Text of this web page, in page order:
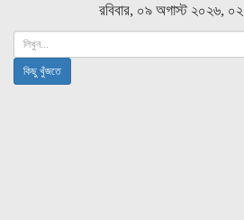
রবিবার, ০৯ অগাস্ট ২০২৬,
কিছু খুঁজতে